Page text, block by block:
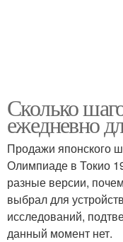
Сколько
ежедневно
Продажи японского
Олимпиаде в Токио
разные версии,
выбрал для
исследований,
данный момент нет.